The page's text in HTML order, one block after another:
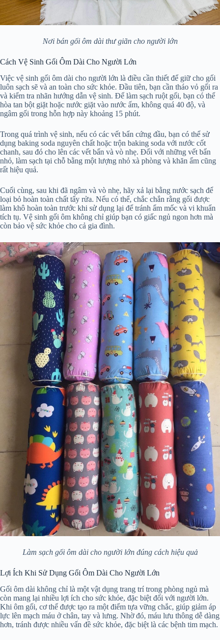
Nơi bán gối ôm dài thư giãn cho người lớn
Cách Vệ Sinh Gối Ôm Dài Cho Người Lớn
Việc vệ sinh gối ôm dài cho người lớn là điều cần thiết để giữ cho gối
luôn sạch sẽ và an toàn cho sức khỏe. Đầu tiên, bạn cần tháo vỏ gối ra
và kiểm tra nhãn hướng dẫn vệ sinh. Để làm sạch ruột gối, bạn có thể
hòa tan bột giặt hoặc nước giặt vào nước ấm, không quá 40 độ, và
ngâm gối trong hỗn hợp này khoảng 15 phút.
Trong quá trình vệ sinh, nếu có các vết bẩn cứng đầu, bạn có thể sử
dụng baking soda nguyên chất hoặc trộn baking soda với nước cốt
chanh, sau đó cho lên các vết bẩn và vò nhẹ. Đối với những vết bẩn
nhỏ, làm sạch tại chỗ bằng một lượng nhỏ xà phòng và khăn ẩm cũng
rất hiệu quả.
Cuối cùng, sau khi đã ngâm và vò nhẹ, hãy xả lại bằng nước sạch để
loại bỏ hoàn toàn chất tẩy rửa. Nếu có thể, chắc chắn rằng gối được
làm khô hoàn toàn trước khi sử dụng lại để tránh ẩm mốc và vi khuẩn
tích tụ. Vệ sinh gối ôm không chỉ giúp bạn có giấc ngủ ngon hơn mà
còn bảo vệ sức khỏe cho cả gia đình.
Làm sạch gối ôm dài cho người lớn đúng cách hiệu quả
Lợi Ích Khi Sử Dụng Gối Ôm Dài Cho Người Lớn
Gối ôm dài không chỉ là một vật dụng trang trí trong phòng ngủ mà
còn mang lại nhiều lợi ích cho sức khỏe, đặc biệt đối với người lớn.
Khi ôm gối, cơ thể được tạo ra một điểm tựa vững chắc, giúp giảm áp
lực lên mạch máu ở chân, tay và lưng. Nhờ đó, máu lưu thông dễ dàng
hơn, tránh được nhiều vấn đề sức khỏe, đặc biệt là các bệnh tim mạch.